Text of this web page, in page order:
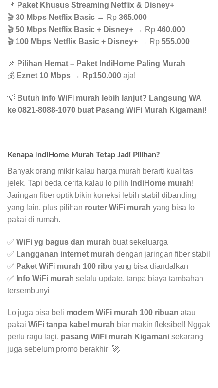
📌 Paket Khusus Streaming Netflix & Disney+
🎬 30 Mbps Netflix Basic → Rp 365.000
🎬 50 Mbps Netflix Basic + Disney+ → Rp 460.000
🎬 100 Mbps Netflix Basic + Disney+ → Rp 555.000
📌 Pilihan Hemat – Paket IndiHome Paling Murah
💰 Eznet 10 Mbps → Rp150.000 aja!
💡 Butuh info WiFi murah lebih lanjut? Langsung WA
ke 0821-8088-1070 buat Pasang WiFi Murah Kigamani!
Kenapa IndiHome Murah Tetap Jadi Pilihan?
Banyak orang mikir kalau harga murah berarti kualitas
jelek. Tapi beda cerita kalau lo pilih IndiHome murah!
Jaringan fiber optik bikin koneksi lebih stabil dibanding
yang lain, plus pilihan router WiFi murah yang bisa lo
pakai di rumah.
✅ WiFi yg bagus dan murah buat sekeluarga
✅ Langganan internet murah dengan jaringan fiber stabil
✅ Paket WiFi murah 100 ribu yang bisa diandalkan
✅ Info WiFi murah selalu update, tanpa biaya tambahan
tersembunyi
Lo juga bisa beli modem WiFi murah 100 ribuan atau
pakai WiFi tanpa kabel murah biar makin fleksibel! Nggak
perlu ragu lagi, pasang WiFi murah Kigamani sekarang
juga sebelum promo berakhir! 🚀